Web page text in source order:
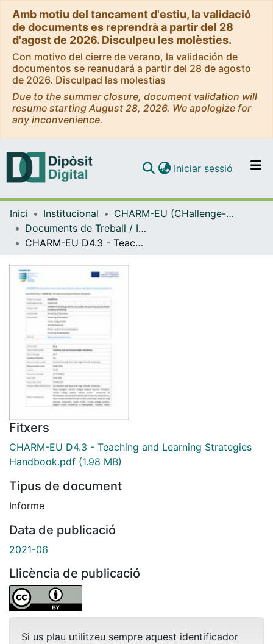
Amb motiu del tancament d'estiu, la validació
de documents es reprendrà a partir del 28
d'agost de 2026. Disculpeu les molèsties.
Con motivo del cierre de verano, la validación de
documentos se reanudará a partir del 28 de agosto
de 2026. Disculpad las molestias
Due to the summer closure, document validation will
resume starting August 28, 2026. We apologize for
any inconvenience.
Navega per tot el DD
Contacte
Iniciar sessió (current)
Inici Institucional
CHARM-EU (CHallenge-driven, Accessible, Research-Based and Mobile European University Alliance)
Documents de Treball / Informes (CHARM-EU 2020-2022)
CHARM-EU D4.3 - Teaching and Learning strategies handbook
Fitxers
CHARM-EU D4.3 - Teaching and Learning Strategies
Handbook.pdf (1.98 MB)
Tipus de document
Informe
Data de publicació
2021-06
Llicència de publicació
Si us plau utilitzeu sempre aquest identificador